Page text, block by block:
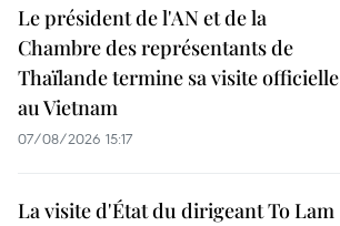
Le président de l'AN et de la
Chambre des représentants de
Thaïlande termine sa visite officielle
au Vietnam
07/08/2026 15:17
La visite d'État du dirigeant To Lam